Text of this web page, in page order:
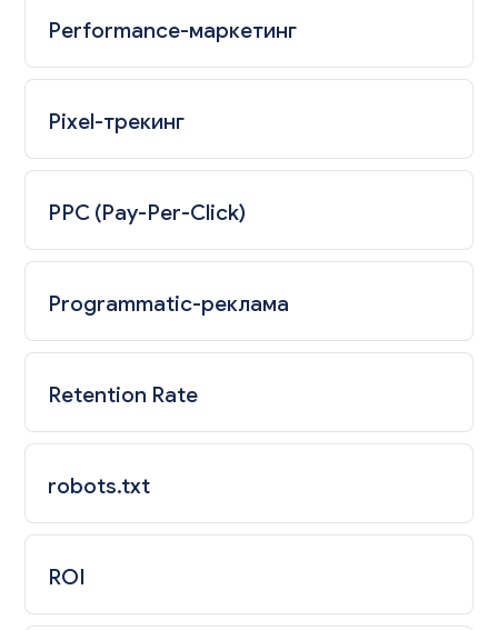
Performance-маркетинг
Pixel-трекинг
PPC (Pay-Per-Click)
Programmatic-реклама
Retention Rate
robots.txt
ROI